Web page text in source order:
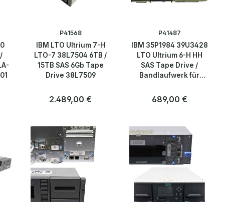
P41568
IBM LTO Ultrium 7-H
LTO-7 38L7504 6TB /
15TB SAS 6Gb Tape
Drive 38L7509
Regulärer Preis:
2.489,00 €
P41487
IBM 35P1984 39U3428
LTO Ultrium 6-H HH
SAS Tape Drive /
Bandlaufwerk für
6171-S6H
Regulärer Preis:
689,00 €